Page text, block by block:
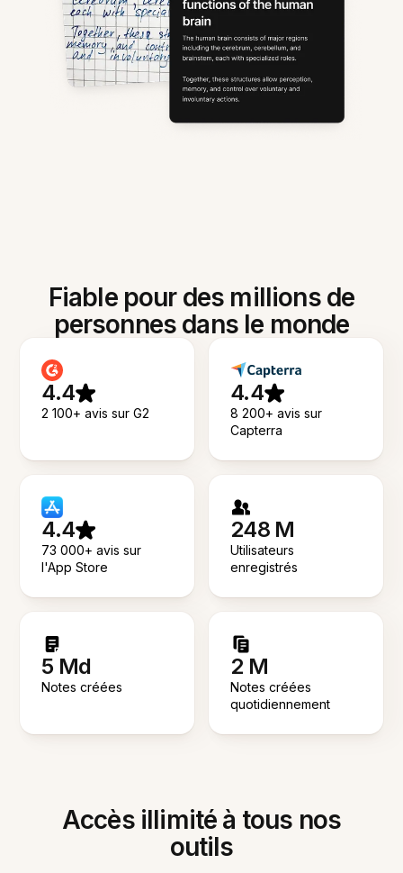
Fiable pour des millions de
personnes dans le monde
4.4
2 100+ avis sur G2
4.4
8 200+ avis sur
Capterra
4.4
73 000+ avis sur
l'App Store
248 M
Utilisateurs
enregistrés
5 Md
Notes créées
2 M
Notes créées
quotidiennement
Accès illimité à tous nos
outils